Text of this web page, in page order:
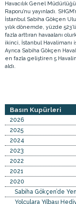
Havacılık Genel
Raporu’nu yayınladı.
İstanbul Sabiha Gökçen
yılık dönemde, yüzde
fazla arttıran havaalanı
ikinci, İstanbul Havalimanı
Ayrıca Sabiha Gökçen
en fazla geliştiren 5
aldı.
Basın Kupürleri
2026
2025
2024
2023
2022
2021
2020
Sabiha Gökçen’de
Yolculara Yılbaşı